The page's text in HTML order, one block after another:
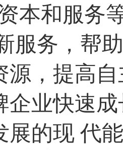
本和服务
服务，帮
源，提高
企业快速
展的现 代